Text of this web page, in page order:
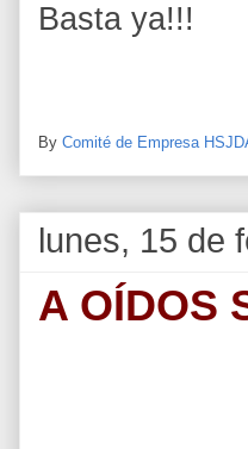
Basta ya!!!
By Comité de Empresa
lunes, 15 de
A OÍDOS